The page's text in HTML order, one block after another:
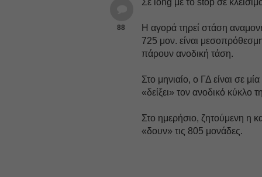
88
Η αγορά τηρεί στάση
725 μον. είναι
πάρουν ανοδική τάση.
Στο μηνιαίο, ο ΓΔ είναι σε
«δείξει» τον ανοδικό κύκλο
Στο ημερήσιο, ζητούμενη η
«δουν» τις 805 μονάδες.